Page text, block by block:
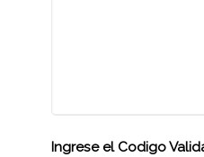
Ingrese el Codigo